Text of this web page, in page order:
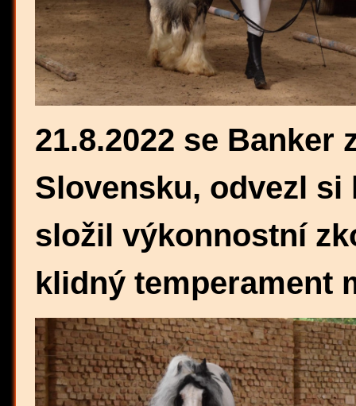
21.8.2022 se Banker
Slovensku, odvezl
složil výkonnostní
klidný temperament